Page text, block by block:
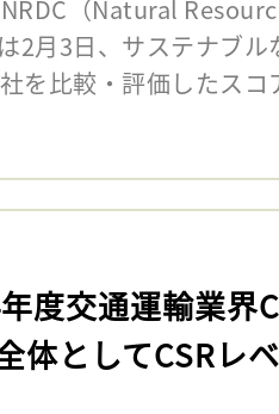
（Natural
2月3日、サステナブ
を比較・評価したス
度交通運輸業界
体としてCSRレ